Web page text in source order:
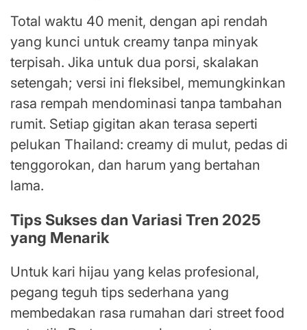
Total waktu 40 menit, dengan api rendah
yang kunci untuk creamy tanpa minyak
terpisah. Jika untuk dua porsi, skalakan
setengah; versi ini fleksibel, memungkinkan
rasa rempah mendominasi tanpa tambahan
rumit. Setiap gigitan akan terasa seperti
pelukan Thailand: creamy di mulut, pedas di
tenggorokan, dan harum yang bertahan
lama.
Tips Sukses dan Variasi Tren 2025
yang Menarik
Untuk kari hijau yang kelas profesional,
pegang teguh tips sederhana yang
membedakan rasa rumahan dari street food